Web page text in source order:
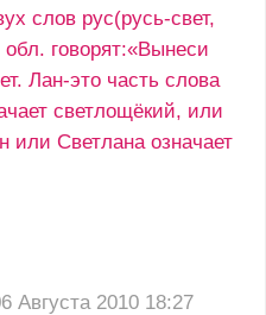
слов рус(русь-свет,
говорят:«Вынеси
Лан-это часть слова
светлощёкий, или
или Светлана означает
Августа 2010 18:27